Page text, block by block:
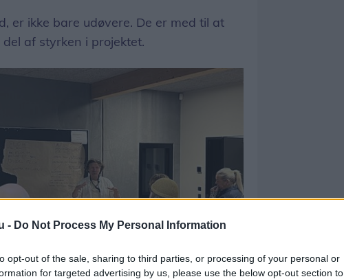
- Do Not Process My Personal Information
opt-out of the sale, sharing to third parties, or processing of your personal or
for targeted advertising by us, please use the below opt-out section to
er ikke bare udøvere. De er med til at
af styrken i projektet.